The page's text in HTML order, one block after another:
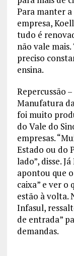
Para manter
empresa,
tudo é
não vale
preciso
ensina.
Repercussão
Manufatura
foi muito
do Vale do
empresas.
Estado ou do
lado”, disse.
apontou que
caixa” e ver o
estão à volta.
Infasul,
de entrada”
demandas.